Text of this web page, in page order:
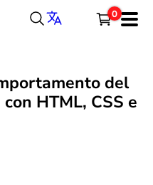
0
e sconti sono calcolati alla cassa.
Menu
del
HTML, CSS e